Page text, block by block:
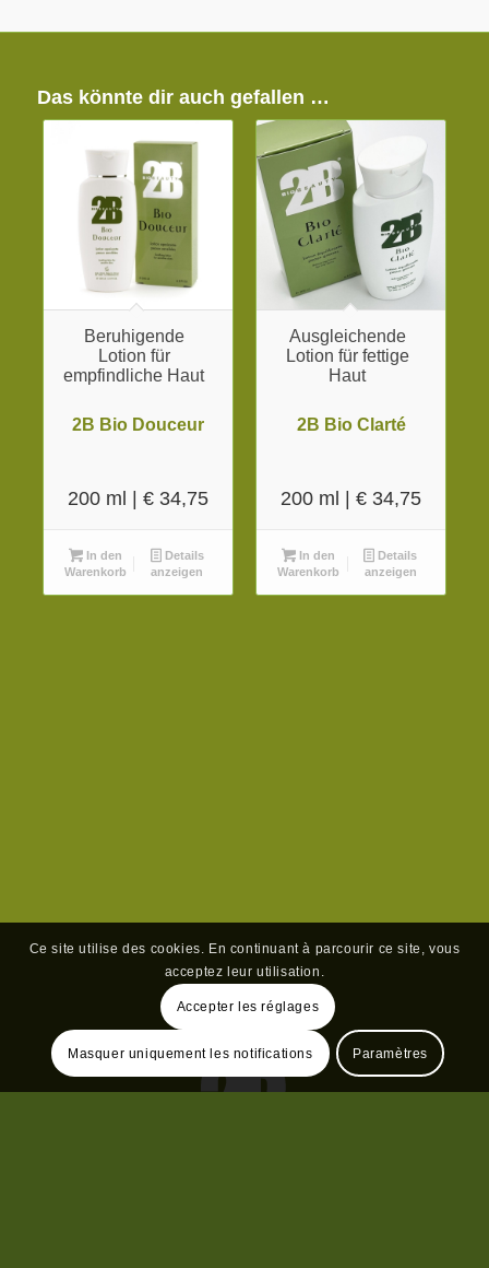
Das könnte dir auch gefallen …
Beruhigende
Lotion für
empfindliche Haut
2B Bio Douceur
200 ml | €34,75
In den
Warenkorb
Details
anzeigen
Ausgleichende
Lotion für fettige
Haut
2B Bio Clarté
200 ml |€ 34,75
In den
Warenkorb
Details
anzeigen
Ce site utilise des cookies. En continuant à parcourir ce site, vous
acceptez leur utilisation.
Accepter les réglages
Masquer uniquement les notifications Paramètres